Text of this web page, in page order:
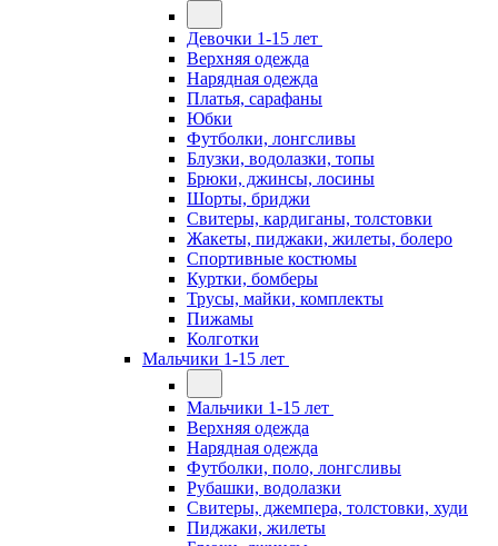
Девочки 1-15 лет
Верхняя одежда
Нарядная одежда
Платья, сарафаны
Юбки
Футболки, лонгсливы
Блузки, водолазки, топы
Брюки, джинсы, лосины
Шорты, бриджи
Свитеры, кардиганы, толстовки
Жакеты, пиджаки, жилеты, болеро
Спортивные костюмы
Куртки, бомберы
Трусы, майки, комплекты
Пижамы
Колготки
Мальчики 1-15 лет
Мальчики 1-15 лет
Верхняя одежда
Нарядная одежда
Футболки, поло, лонгсливы
Рубашки, водолазки
Свитеры, джемпера, толстовки, худи
Пиджаки, жилеты